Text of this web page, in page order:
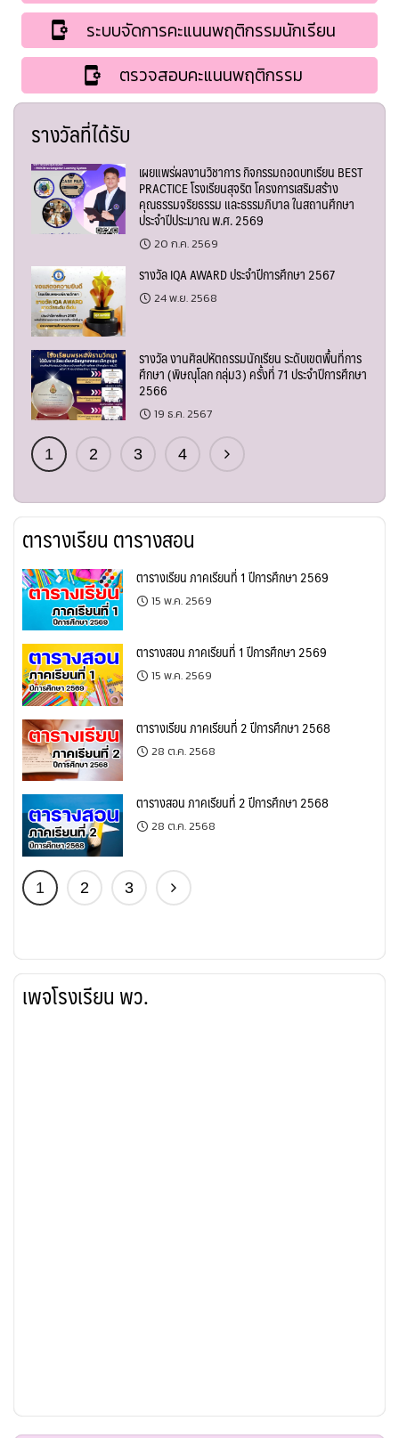
ระบบจัดการคะแนนพฤติกรรมนักเรียน
ตรวจสอบคะแนนพฤติกรรม
รางวัลที่ได้รับ
เผยแพร่ผลงานวิชาการ กิจกรรมถอดบทเรียน BEST
PRACTICE โรงเรียนสุจริต โครงการเสริมสร้าง
คุณธรรมจริยธรรม และธรรมภิบาล ในสถานศึกษา
ประจำปีประมาณ พ.ศ. 2569
20 ก.ค. 2569
รางวัล IQA AWARD ประจำปีการศึกษา 2567
24 พ.ย. 2568
รางวัล งานศิลปหัตถรรมนักเรียน ระดับเขตพื้นที่การ
ศึกษา (พิษณุโลก กลุ่ม3) ครั้งที่ 71 ประจำปีการศึกษา
2566
19 ธ.ค. 2567
1 2 3 4
ตารางเรียน ตารางสอน
ตารางเรียน ภาคเรียนที่ 1 ปีการศึกษา 2569
15 พ.ค. 2569
ตารางสอน ภาคเรียนที่ 1 ปีการศึกษา 2569
15 พ.ค. 2569
ตารางเรียน ภาคเรียนที่ 2 ปีการศึกษา 2568
28 ต.ค. 2568
ตารางสอน ภาคเรียนที่ 2 ปีการศึกษา 2568
28 ต.ค. 2568
1 2 3
เพจโรงเรียน พว.